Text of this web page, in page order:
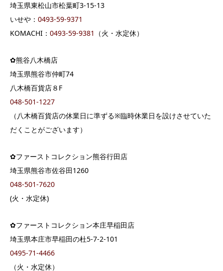
埼玉県東松山市松葉町3-15-13
いせや： 0493-59-9371
KOMACHI： 0493-59-9381 （火・水定休）
✿熊谷八木橋店
埼玉県熊谷市仲町74
八木橋百貨店８F
048-501-1227
（八木橋百貨店の休業日に準ずる※臨時休業日を設けさせていた
だくことがございます）
✿ファーストコレクション熊谷行田店
埼玉県熊谷市佐谷田1260
048-501-7620
(火・水定休)
✿ファーストコレクション本庄早稲田店
埼玉県本庄市早稲田の杜5-7-2-101
0495-71-4466
（火・水定休）